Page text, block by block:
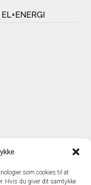
som cookies til at
Hvis du giver dit samtykke